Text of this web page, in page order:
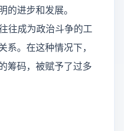
的进步和发展。
往成为政治斗争的工
系。在这种情况下，
筹码，被赋予了过多